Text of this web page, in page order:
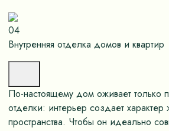
04
Внутренняя отделка домов и квартир
По-настоящему дом оживает только
отделки: интерьер создает характер
пространства. Чтобы он идеально